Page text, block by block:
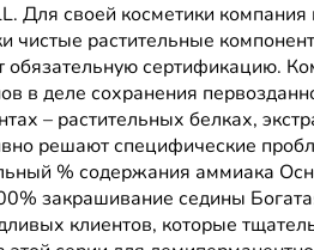
Для своей косметики
чистые растительные
обязательную сертификацию.
в деле сохранения
– растительных белках,
решают специфические
% содержания аммиака
закрашивание седины
клиентов, которые